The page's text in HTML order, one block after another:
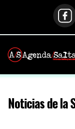
Noticias de la